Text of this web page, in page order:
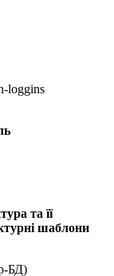
loggins
та її
шаблони
БД)